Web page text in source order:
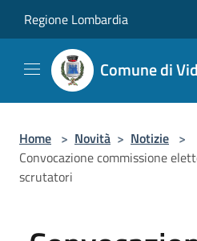
Regione Lombardia
Comune di
Home > Novità > Notizie >
Convocazione commissione
scrutatori